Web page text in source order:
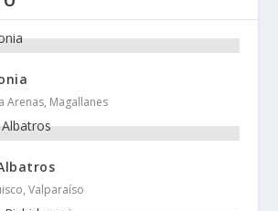
Arenas, Magallanes
Valparaíso